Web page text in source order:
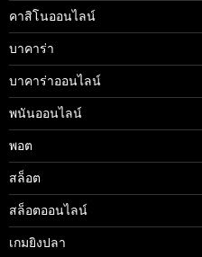
คาสิโนออนไลน์
บาคาร่า
บาคาร่าออนไลน์
พนันออนไลน์
พอต
สล็อต
สล็อตออนไลน์
เกมยิงปลา